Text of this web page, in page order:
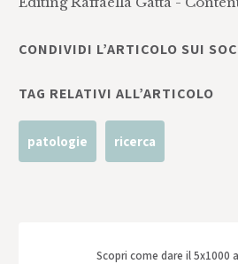
CONDIVIDI L’ARTICOLO SUI
TAG RELATIVI ALL’ARTICOLO
patologie ricerca
Scopri come dare il 5x1000